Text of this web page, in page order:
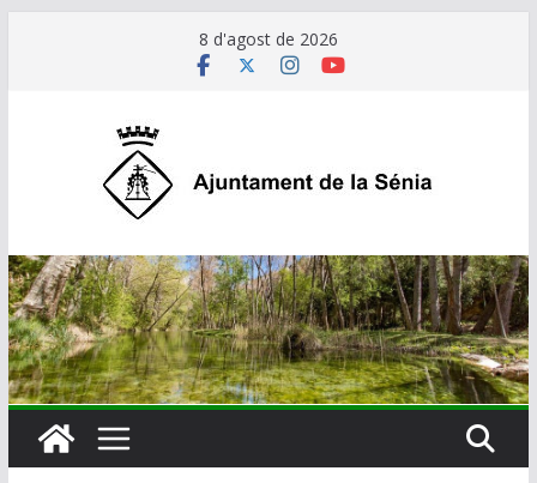
8 d'agost de 2026